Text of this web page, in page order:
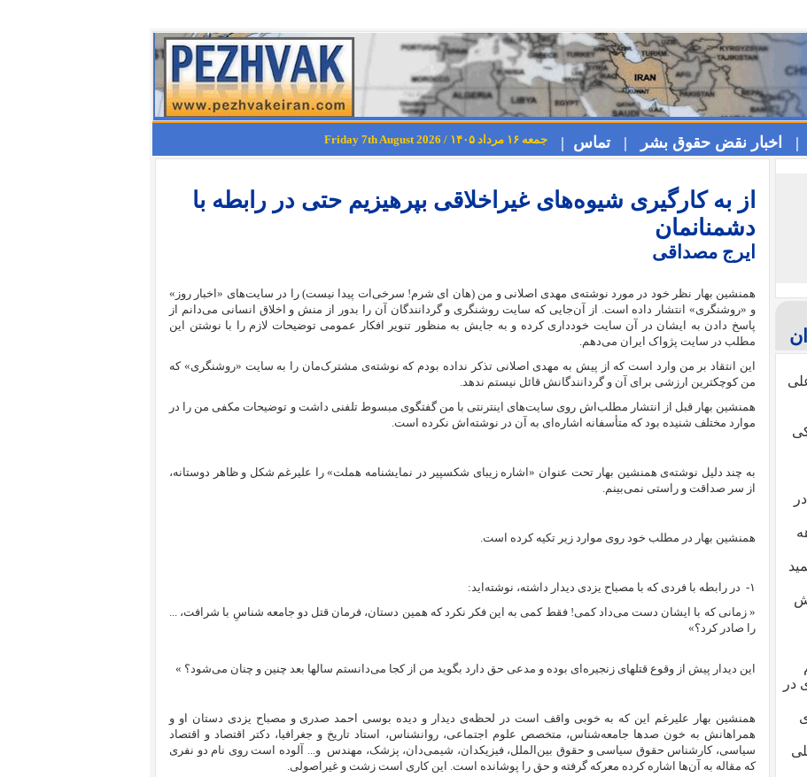
| اخبار نقض حقوق بشر | تماس | جمعه ۱۶ مرداد ۱۴۰۵ / Friday 7th August 2026
از به کارگیری شیوه‌های غیراخلاقی بپرهیزیم حتی در رابطه با
دشمنانمان
ایرج مصداقی
همنشین بهار نظر خود در مورد نوشته‌ی مهدی اصلانی و من (هان ای شرم! سرخی‌ات پيدا نيست) را در سایت‌های «اخبار روز»
و «روشنگری» انتشار داده‌ است. از آن‌جایی که سایت روشنگری و گردانندگان آن را بدور از منش و اخلاق انسانی می‌دانم از
پاسخ دادن به ایشان در آن سایت خودداری کرده و به جایش به منظور تنویر افکار عمومی توضیحات لازم را با نوشتن این
مطلب در سایت پژواک ایران می‌دهم.
این انتقاد بر من وارد است که از پیش به مهدی اصلانی تذکر نداده بودم که نوشته‌ی مشترک‌مان را به سایت «روشنگری» که
من کوچکترین ارزشی برای آن و گردانندگانش قائل نیستم ندهد.
همنشین بهار قبل از انتشار مطلب‌اش روی سایت‌های اینترنتی با من گفتگوی مبسوط تلفنی داشت و توضیحات مکفی من را در
موارد مختلف شنیده بود که متأسفانه اشاره‌ای به آن در نوشته‌اش نکرده است.
به چند دلیل نوشته‌ی همنشین بهار تحت عنوان «اشاره زیبای شکسپیر در نمایشنامه هملت» را علیرغم شکل و ظاهر دوستانه،
از سر صداقت و راستی نمی‌‌بینم.
همنشین بهار در مطلب خود روی موارد زیر تکیه کرده است.
۱-
در رابطه با فردی که با مصباح یزدی دیدار داشته، نوشته‌اید:
« زمانی که با ایشان دست می‌داد کمی! فقط کمی به این فکر نکرد که همین دستان، فرمان قتل دو جامعه شناسِ با شرافت، ...
را صادر کرد؟»
این دیدار پیش از وقوع قتلهای زنجیره‌ای بوده و مدعی حق دارد بگوید من از کجا می‌دانستم سالها بعد چنین و چنان می‌شود؟ »
همنشین بهار علیرغم این که به خوبی واقف است در لحظه‌ی دیدار و دیده بوسی احمد صدری و مصباح یزدی دستان او و
همراهانش به خون صدها جامعه‌شناس، متخصص علوم اجتماعی، روانشناس، استاد تاریخ و جغرافیا، دکتر اقتصاد و اقتصاد
سیاسی، کارشناس حقوق سیاسی و حقوق بین‌الملل، فیزیکدان، شیمی‌دان، پزشک، مهندس و... آلوده است روی نام دو نفری
که مقاله‌ به آن‌ها اشاره کرده معرکه گرفته و حق را پوشانده است. این کاری است زشت و غیراصولی.
در